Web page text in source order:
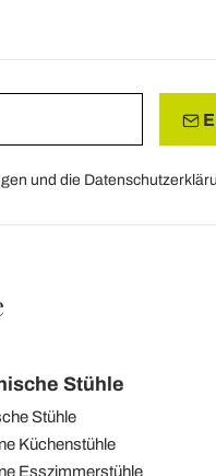
und die
Stühle
Stühle
Küchenstühle
Esszimmerstühle